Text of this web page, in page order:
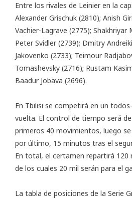
Entre los rivales de Leinier en la
Alexander Grischuk (2810); Anish
Vachier-Lagrave (2775); Shakhriyar
Peter Svidler (2739); Dmitry
Jakovenko (2733); Teimour
Tomashevsky (2716); Rustam
Baadur Jobava (2696).
En Tbilisi se competirá en un
vuelta. El control de tiempo será
primeros 40 movimientos, luego
por último, 15 minutos tras el
En total, el certamen repartirá 120
de los cuales 20 mil serán para el
La tabla de posiciones de la Serie